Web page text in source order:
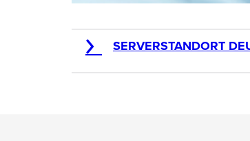
SERVERSTANDORT
Unsere Rechenzentren stehen